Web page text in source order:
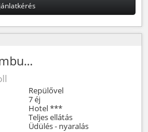
Repülővel
7 éj
Hotel ***
Teljes ellátás
Üdülés - nyaralás